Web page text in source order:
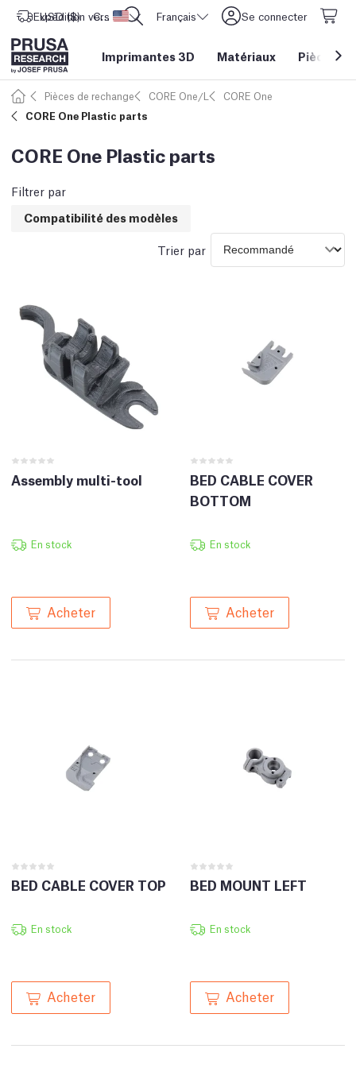
Expédition vers Etats-Unis d'Amérique
USD ($) CORE One L: Maintenant en stock ! Français Se connecter
Imprimantes 3D Matériaux Pièces&
Pièces de rechange CORE One/L
CORE One
CORE One Plastic parts
CORE One Plastic parts
Filtrer par
Compatibilité des modèles
Trier par
Assembly multi-tool
En stock
Acheter
BED CABLE COVER
BOTTOM
En stock
Acheter
BED CABLE COVER TOP
En stock
Acheter
BED MOUNT LEFT
En stock
Acheter